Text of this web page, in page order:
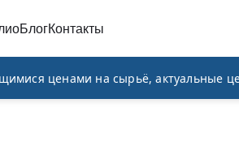
БлогКонтакты
ценами на сырьё, актуальные